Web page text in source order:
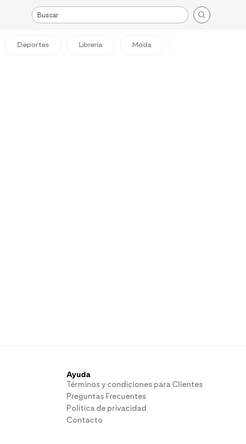
Deportes Librería Moda
Ayuda
Términos y condiciones para Clientes
Preguntas Frecuentes
Política de privacidad
Contacto